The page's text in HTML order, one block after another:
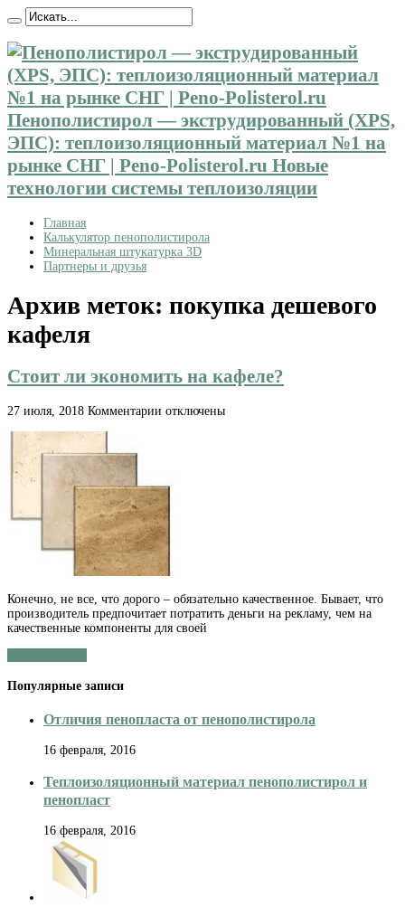
Пенополистирол — экструдированный (XPS,
ЭПС): теплоизоляционный материал №1 на
рынке СНГ | Peno-Polisterol.ru Новые
технологии системы теплоизоляции
Главная
Калькулятор пенополистирола
Минеральная штукатурка 3D
Партнеры и друзья
Архив меток: покупка дешевого
кафеля
Стоит ли экономить на кафеле?
27 июля, 2018 Комментарии к
на
кафеле?
отключены
Конечно, не все, что дорого – обязательно качественное. Бывает, что
производитель предпочитает потратить деньги на рекламу, чем на
качественные компоненты для своей
Популярные записи
Отличия пенопласта от пенополистирола
16 февраля, 2016
Теплоизоляционный материал пенополистирол и
пенопласт
16 февраля, 2016